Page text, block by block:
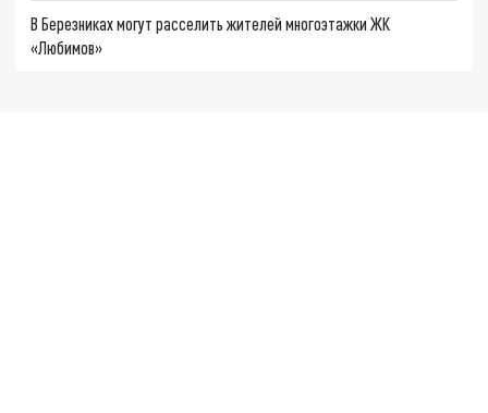
В Березниках могут расселить жителей многоэтажки ЖК
«Любимов»